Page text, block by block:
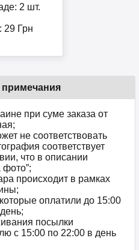
2 шт.
29Грн
примечания
при суме заказа от
не соответствовать
соответствует
что в описании
фото”;
происходит в рамках
оплатили до 15:00
посылки
с 15:00 по 22:00 в день